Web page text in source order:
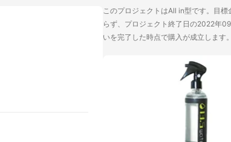
このプロジェクトはAll in型です。目標
らず、プロジェクト終了日の2022年
いを完了した時点で購入が成立します。